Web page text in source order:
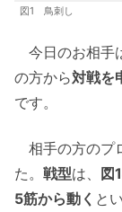
図1 鳥刺し
今日のお相手
の方から対戦を
です。
相手の方のプ
た。 戦型は、 図1
5筋から動く と